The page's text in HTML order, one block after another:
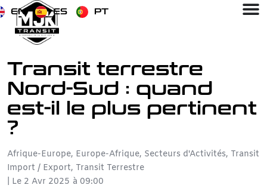
EN ES PT
Transit terrestre
Nord-Sud : quand
est-il le plus pertinent
?
Afrique-Europe, Europe-Afrique, Secteurs d'Activités, Transit
Import / Export, Transit Terrestre
| Le 2 Avr 2025 à 09:00